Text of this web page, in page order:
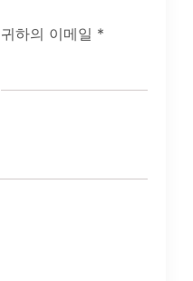
귀하의 이메일 *